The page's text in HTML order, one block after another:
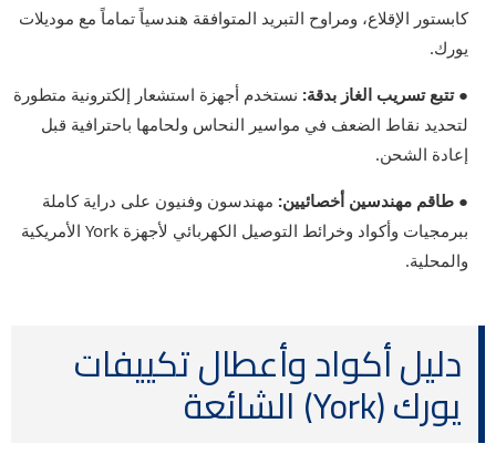
كابستور الإقلاع، ومراوح التبريد المتوافقة هندسياً تماماً مع موديلات
يورك.
● تتبع تسريب الغاز بدقة: نستخدم أجهزة استشعار إلكترونية متطورة
لتحديد نقاط الضعف في مواسير النحاس ولحامها باحترافية قبل
إعادة الشحن.
● طاقم مهندسين أخصائيين: مهندسون وفنيون على دراية كاملة
ببرمجيات وأكواد وخرائط التوصيل الكهربائي لأجهزة York الأمريكية
والمحلية.
دليل أكواد وأعطال تكييفات
يورك (York) الشائعة